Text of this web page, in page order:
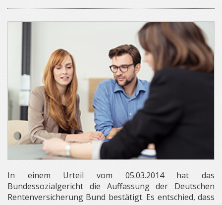
In einem Urteil vom 05.03.2014 hat das
Bundessozialgericht die Auffassung der Deutschen
Rentenversicherung Bund bestätigt. Es entschied, dass